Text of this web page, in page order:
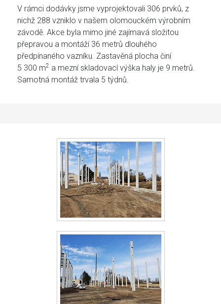
V rámci dodávky jsme vyprojektovali 306 prvků, z
nichž 288 vzniklo v našem olomouckém výrobním
závodě. Akce byla mimo jiné zajímavá složitou
přepravou a montáží 36 metrů dlouhého
předpínaného vazníku. Zastavěná plocha činí
5 300 m2 a mezní skladovací výška haly je 9 metrů.
Samotná montáž trvala 5 týdnů.